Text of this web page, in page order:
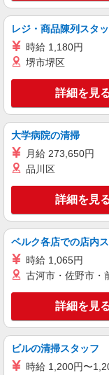
ワ
【
キープ
正社員
ワイモバイルイオンモ
ヶ
期
間
キープ
ソフトバンク座間店
【
タ
レジ・商品陳列スタ
時給 1,180円
堺市堺区
詳細を見
大学病院の清掃
月給 273,650円
品川区
詳細を見
ベルク各店での店内
時給 1,065円
古河市・佐野市・
詳細を見
ビルの清掃スタッフ
時給 1,200円〜